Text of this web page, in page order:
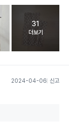
고객 리뷰
31
더보기
2024-04-06 신고